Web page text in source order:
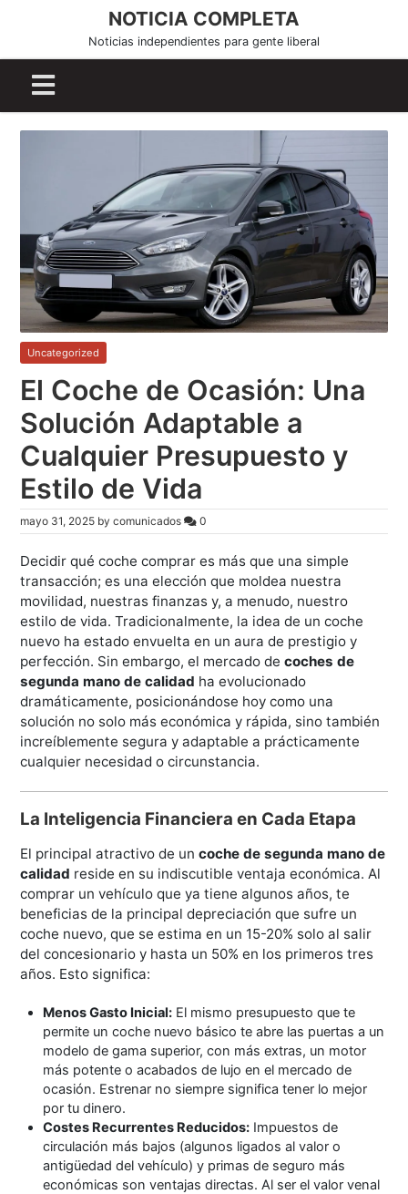
i
NOTICIA COMPLETA
Noticias independientes para gente liberal
Uncategorized
El Coche de Ocasión: Una
Solución Adaptable a
Cualquier Presupuesto y
Estilo de Vida
mayo 31, 2025 bycomunicados 0
Decidir qué coche comprar es más que una simple
transacción; es una elección que moldea nuestra
movilidad, nuestras finanzas y, a menudo, nuestro
estilo de vida. Tradicionalmente, la idea de un coche
nuevo ha estado envuelta en un aura de prestigio y
perfección. Sin embargo, el mercado decoches de
segunda mano de calidad ha evolucionado
dramáticamente, posicionándose hoy como una
solución no solo más económica y rápida, sino también
increíblemente segura y adaptable a prácticamente
cualquier necesidad o circunstancia.
La Inteligencia Financiera en Cada Etapa
El principal atractivo de uncoche de segunda mano de
calidad reside en su indiscutible ventaja económica. Al
comprar un vehículo que ya tiene algunos años, te
beneficias de la principal depreciación que sufre un
coche nuevo, que se estima en un 15-20% solo al salir
del concesionario y hasta un 50% en los primeros tres
años. Esto significa:
Menos Gasto Inicial: El mismo presupuesto que te
permite un coche nuevo básico te abre las puertas a un
modelo de gama superior, con más extras, un motor
más potente o acabados de lujo en el mercado de
ocasión. Estrenar no siempre significa tener lo mejor
por tu dinero.
Costes Recurrentes Reducidos: Impuestos de
circulación más bajos (algunos ligados al valor o
antigüedad del vehículo) y primas de seguro más
económicas son ventajas directas. Al ser el valor venal